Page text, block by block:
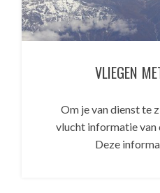
VLIEGEN
Om je van dienst te
vlucht informatie van
Deze